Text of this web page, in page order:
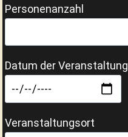
Personenanzahl
Datum der Veranstaltung
Veranstaltungsort